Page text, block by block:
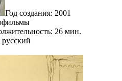
Год создания: 2001
26 мин.